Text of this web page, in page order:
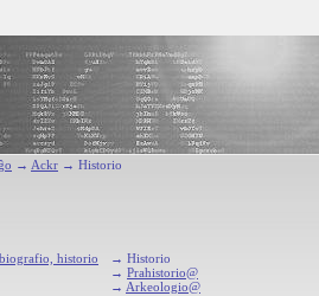
→ Ackr → Historio
historio
→ Historio
→ Prahistorio@
→ Arkeologio@